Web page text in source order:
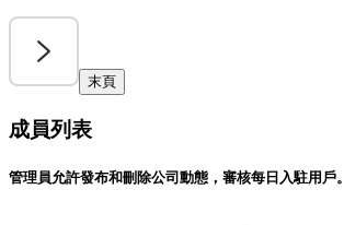
末頁
成員列表
管理員允許發布和刪除公司動態，審核每日入駐用戶。